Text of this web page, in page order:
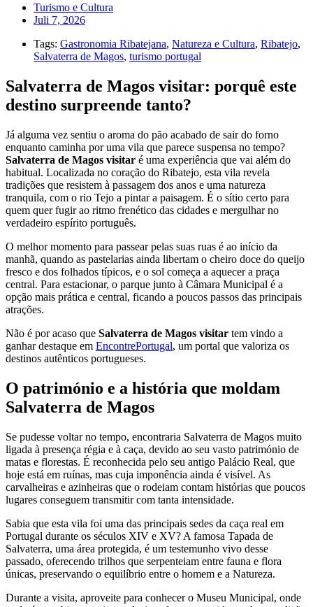
Turismo e Cultura
Juli 7, 2026
Tags: Gastronomia Ribatejana, Natureza e Cultura, Ribatejo,
Salvaterra de Magos, turismo portugal
Salvaterra de Magos visitar: porquê este
destino surpreende tanto?
Já alguma vez sentiu o aroma do pão acabado de sair do forno
enquanto caminha por uma vila que parece suspensa no tempo?
Salvaterra de Magos visitar é uma experiência que vai além do
habitual. Localizada no coração do Ribatejo, esta vila revela
tradições que resistem à passagem dos anos e uma natureza
tranquila, com o rio Tejo a pintar a paisagem. É o sítio certo para
quem quer fugir ao ritmo frenético das cidades e mergulhar no
verdadeiro espírito português.
O melhor momento para passear pelas suas ruas é ao início da
manhã, quando as pastelarias ainda libertam o cheiro doce do queijo
fresco e dos folhados típicos, e o sol começa a aquecer a praça
central. Para estacionar, o parque junto à Câmara Municipal é a
opção mais prática e central, ficando a poucos passos das principais
atrações.
Não é por acaso que Salvaterra de Magos visitar tem vindo a
ganhar destaque em EncontrePortugal, um portal que valoriza os
destinos autênticos portugueses.
O património e a história que moldam
Salvaterra de Magos
Se pudesse voltar no tempo, encontraria Salvaterra de Magos muito
ligada à presença régia e à caça, devido ao seu vasto património de
matas e florestas. É reconhecida pelo seu antigo Palácio Real, que
hoje está em ruínas, mas cuja imponência ainda é visível. As
carvalheiras e azinheiras que o rodeiam contam histórias que poucos
lugares conseguem transmitir com tanta intensidade.
Sabia que esta vila foi uma das principais sedes da caça real em
Portugal durante os séculos XIV e XV? A famosa Tapada de
Salvaterra, uma área protegida, é um testemunho vivo desse
passado, oferecendo trilhos que serpenteiam entre fauna e flora
únicas, preservando o equilíbrio entre o homem e a Natureza.
Durante a visita, aproveite para conhecer o Museu Municipal, onde